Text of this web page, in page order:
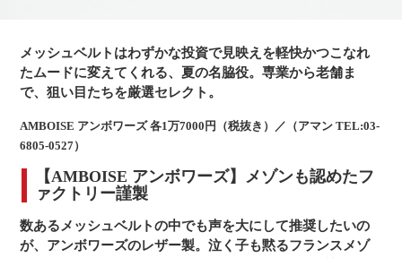
メッシュベルトはわずかな投資で見映えを軽快かつこなれ
たムードに変えてくれる、夏の名脇役。専業から老舗ま
で、狙い目たちを厳選セレクト。
AMBOISE アンボワーズ 各1万7000円（税抜き）／（アマン TEL:03-
6805-0527）
【AMBOISE アンボワーズ】メゾンも認めたフ
ァクトリー謹製
数あるメッシュベルトの中でも声を大にして推奨したいの
が、アンボワーズのレザー製。泣く子も黙るフランスメゾ